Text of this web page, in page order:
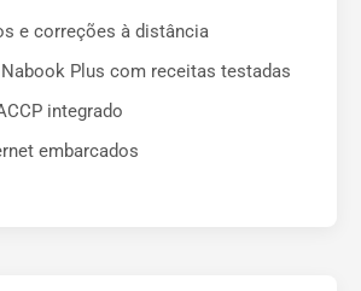
e correções à distância
Plus com receitas testadas
integrado
embarcados